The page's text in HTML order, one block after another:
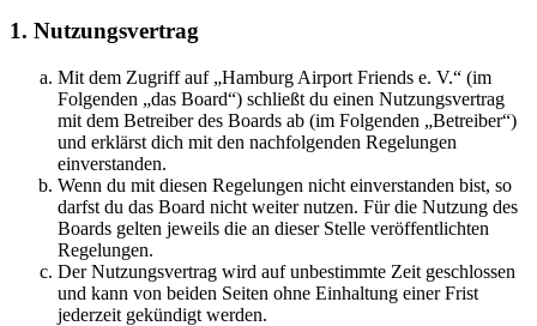
1. Nutzungsvertrag
Mit dem Zugriff auf „Hamburg Airport Friends e. V.“ (im
Folgenden „das Board“) schließt du einen Nutzungsvertrag
mit dem Betreiber des Boards ab (im Folgenden „Betreiber“)
und erklärst dich mit den nachfolgenden Regelungen
einverstanden.
Wenn du mit diesen Regelungen nicht einverstanden bist, so
darfst du das Board nicht weiter nutzen. Für die Nutzung des
Boards gelten jeweils die an dieser Stelle veröffentlichten
Regelungen.
Der Nutzungsvertrag wird auf unbestimmte Zeit geschlossen
und kann von beiden Seiten ohne Einhaltung einer Frist
jederzeit gekündigt werden.